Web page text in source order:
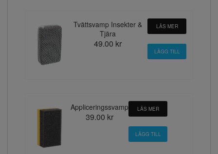
Tvättsvamp Insekter &
Tjära
49.00 kr
LÄS MER
Appliceringssvamp
39.00 kr
LÄS MER